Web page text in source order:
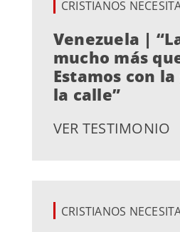
CRISTIANOS
Venezuela |
mucho más
Estamos con
la calle”
VER TESTIMONIO
CRISTIANOS